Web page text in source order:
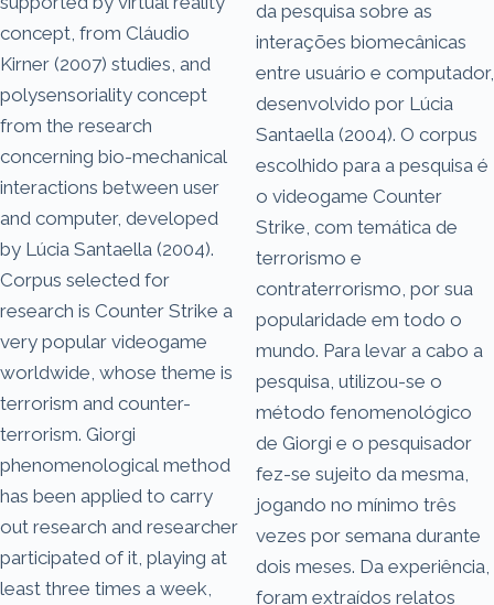
concept, from Cláudio
Kirner (2007) studies, and
polysensoriality concept
from the research
concerning bio-mechanical
interactions between user
and computer, developed
by Lúcia Santaella (2004).
Corpus selected for
research is Counter Strike a
very popular videogame
worldwide, whose theme is
terrorism and counter­
terrorism. Giorgi
phenomenological method
has been applied to carry
out research and researcher
participated of it, playing at
least three times a week,
da pesquisa sobre as
interações biomecânicas
entre usuário e computador,
desenvolvido por Lúcia
Santaella (2004). O corpus
escolhido para a pesquisa é
o videogame Counter
Strike, com temática de
terrorismo e
contraterrorismo, por sua
popularidade em todo o
mundo. Para levar a cabo a
pesquisa, utilizou-se o
método fenomenológico
de Giorgi e o pesquisador
fez-se sujeito da mesma,
jogando no mínimo três
vezes por semana durante
dois meses. Da experiência,
foram extraídos relatos